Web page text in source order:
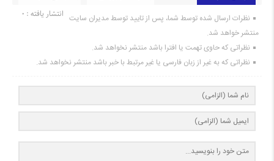
انتشار یافته : 0 نظرات ارسال شده توسط شما، پس از تایید توسط مدیران سایت
منتشر خواهد شد.
نظراتی که حاوی تهمت یا افترا باشد منتشر نخواهد شد.
نظراتی که به غیر از زبان فارسی یا غیر مرتبط با خبر باشد منتشر نخواهد شد.